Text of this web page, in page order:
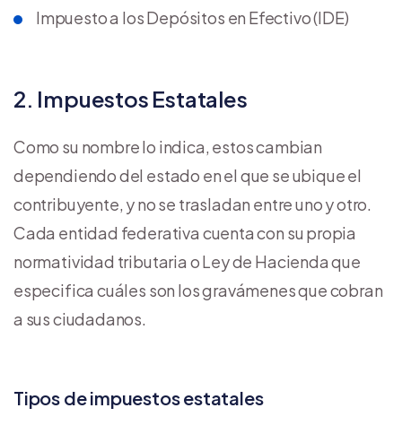
Impuesto a los Depósitos en Efectivo (IDE)
2. Impuestos Estatales
Como su nombre lo indica, estos cambian
dependiendo del estado en el que se ubique el
contribuyente, y no se trasladan entre uno y otro.
Cada entidad federativa cuenta con su propia
normatividad tributaria o Ley de Hacienda que
especifica cuáles son los gravámenes que cobran
a sus ciudadanos.
Tipos de impuestos estatales